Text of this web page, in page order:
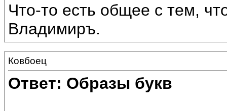
Что-то есть общее с тем,
Владимиръ.
Ковбоец
Ответ: Образы букв